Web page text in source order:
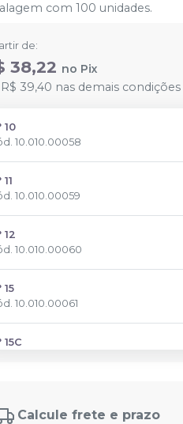
com 100 unidades.
de:
38,22 no Pix
R$ 39,40 nas demais condições
10
10.010.00058
11
10.010.00059
12
10.010.00060
15
10.010.00061
15C
Calcule frete e prazo